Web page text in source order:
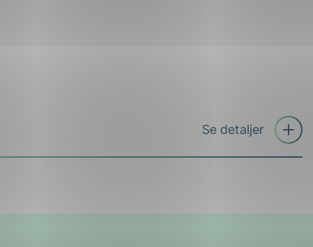
Se detaljer
Åpne
er ex. mva.